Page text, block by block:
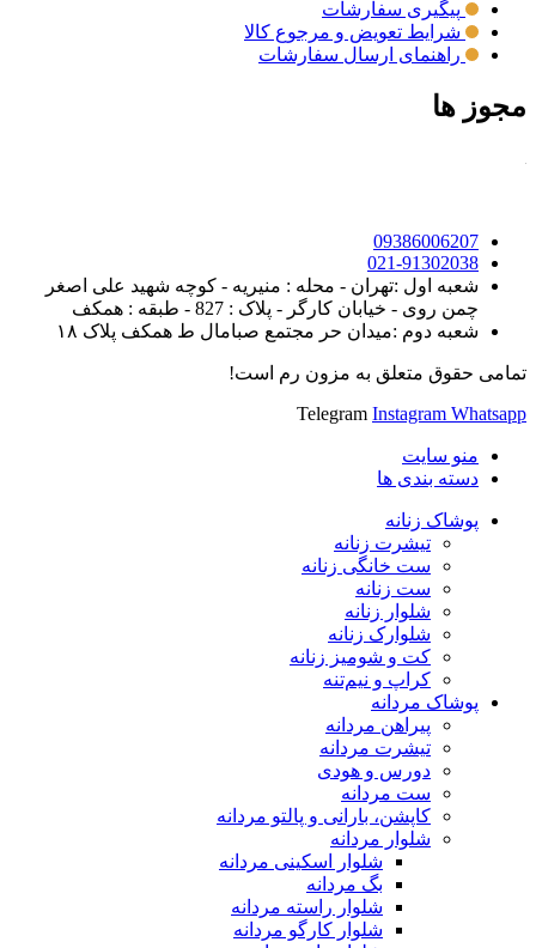
پیگیری سفارشات
شرایط تعویض و مرجوع کالا
راهنمای ارسال سفارشات
مجوز ها
09386006207
021-91302038
شعبه اول :تهران - محله : منیریه - کوچه شهید علی اصغر
چمن روی - خیابان کارگر - پلاک : 827 - طبقه : همکف
شعبه دوم :میدان حر مجتمع صبامال ط همکف پلاک ۱۸
تمامی حقوق متعلق به مزون رم است!
Telegram Instagram Whatsapp
منو سایت
دسته بندی ها
پوشاک زنانه
تیشرت زنانه
ست خانگی زنانه
ست زنانه
شلوار زنانه
شلوارک زنانه
کت و شومیز زنانه
کراپ و نیم‌تنه
پوشاک مردانه
پیراهن مردانه
تیشرت مردانه
دورس و هودی
ست مردانه
کاپشن، بارانی و پالتو مردانه
شلوار مردانه
شلوار اسکینی مردانه
بگ مردانه
شلوار راسته مردانه
شلوار کارگو مردانه